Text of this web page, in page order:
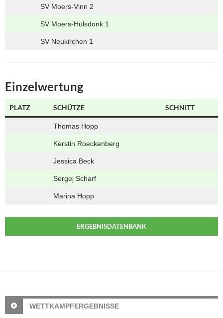
SV Moers-Vinn 2
SV Moers-Hülsdonk 1
SV Neukirchen 1
Einzelwertung
PLATZ SCHÜTZE SCHNITT
Thomas Hopp
Kerstin Roeckenberg
Jessica Beck
Sergej Scharf
Marina Hopp
ERGEBNISDATENBANK
WETTKAMPFERGEBNISSE